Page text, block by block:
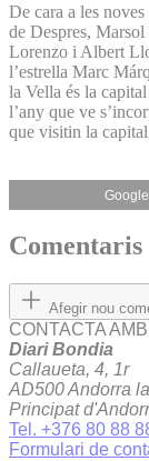
De cara a les
de Despres,
Lorenzo i Albert
l’estrella Marc
la Vella és la
l’any que ve
que visitin la
Comentaris
Afegir nou
CONTACTA
Diari Bondia
Callaueta, 4, 1r
AD500 Andorra
Principat
Tel. +376 80 88
Formulari de